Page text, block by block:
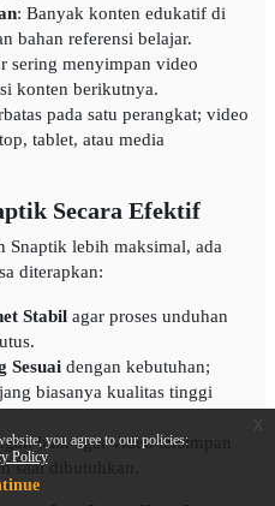
you agree to our policies:
Policy
: Banyak konten edukatif di
bahan referensi belajar.
sering menyimpan video
konten berikutnya.
pada satu perangkat; video
tablet, atau media
Secara Efektif
Snaptik lebih maksimal, ada
diterapkan:
Stabil agar proses unduhan
Sesuai dengan kebutuhan;
biasanya kualitas tinggi
baik agar video tersimpan
saat dibutuhkan.